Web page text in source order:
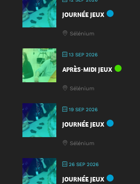
JOURNÉE JEUX
Sélénium
13 SEP 2026
APRÈS-MIDI JEUX
Sélénium
19 SEP 2026
JOURNÉE JEUX
Sélénium
26 SEP 2026
JOURNÉE JEUX